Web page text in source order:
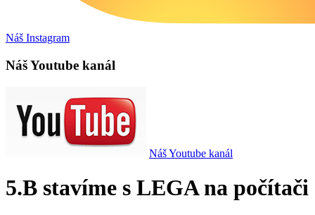
Náš Instagram
Náš Youtube kanál
Náš Youtube kanál
5.B stavíme s LEGA na počítači